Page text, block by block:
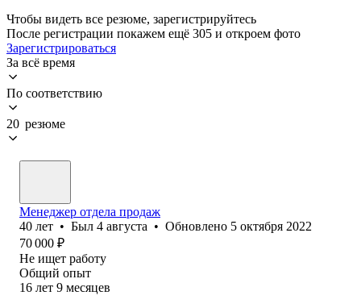
Чтобы видеть все резюме, зарегистрируйтесь
После регистрации покажем ещё 305 и откроем фото
Зарегистрироваться
За всё время
По соответствию
20 резюме
Менеджер отдела продаж
40 лет • Был 4 августа • Обновлено 5 октября 2022
70 000 ₽
Не ищет работу
Общий опыт
16 лет 9 месяцев